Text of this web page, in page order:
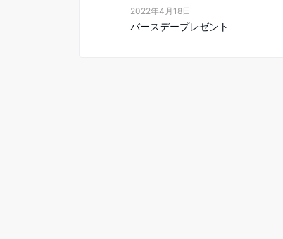
2022年4月18日
バースデープレゼント